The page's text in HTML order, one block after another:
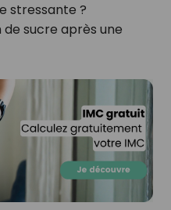
stressante ?
de sucre après une